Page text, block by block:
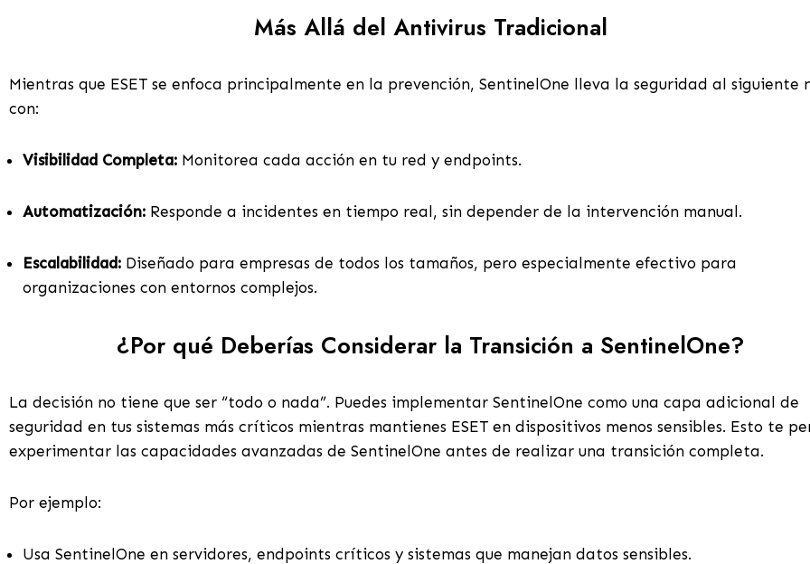
Más Allá del Antivirus Tradicional
Mientras que ESET se enfoca principalmente en la prevención, SentinelOne lleva la seguridad al siguiente
con:
Visibilidad Completa: Monitorea cada acción en tu red y endpoints.
Automatización: Responde a incidentes en tiempo real, sin depender de la intervención manual.
Escalabilidad: Diseñado para empresas de todos los tamaños, pero especialmente efectivo para
organizaciones con entornos complejos.
¿Por qué Deberías Considerar la Transición a SentinelOne?
La decisión no tiene que ser “todo o nada”. Puedes implementar SentinelOne como una capa adicional de
seguridad en tus sistemas más críticos mientras mantienes ESET en dispositivos menos sensibles. Esto te
experimentar las capacidades avanzadas de SentinelOne antes de realizar una transición completa.
Por ejemplo:
Usa SentinelOne en servidores, endpoints críticos y sistemas que manejan datos sensibles.